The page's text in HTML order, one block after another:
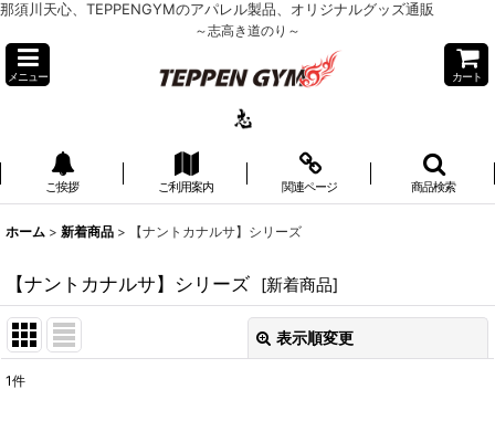
那須川天心、TEPPENGYMのアパレル製品、オリジナルグッズ通販
～志高き道のり～
メニュー カート
ご挨拶 ご利用案内 関連ページ 商品検索
ホーム > 新着商品 > 【ナントカナルサ】シリーズ
【ナントカナルサ】シリーズ [新着商品]
表示順変更
1件